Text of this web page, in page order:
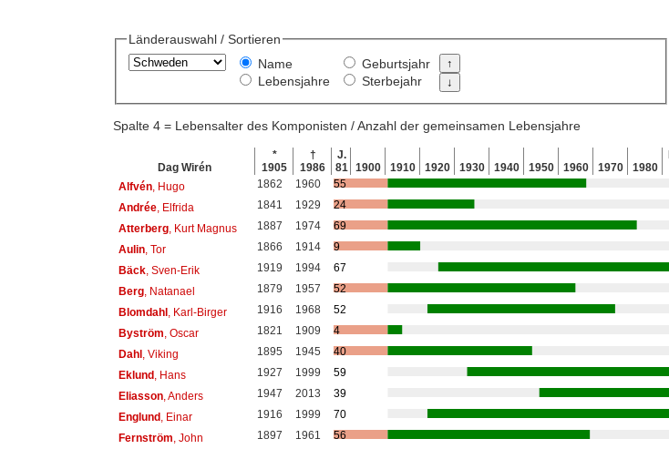
Länderauswahl / Sortieren
Name
Lebensjahre
Geburtsjahr
Sterbejahr
Spalte 4 = Lebensalter des Komponisten / Anzahl der gemeinsamen Lebensjahre
Dag Wirén
*
1905
†
1986
J.
81
1900 1910 1920 1930 1940 1950 1960 1970 1980
Alfvén, Hugo 1862 1960
55
Andrée, Elfrida 1841 1929
24
Atterberg, Kurt Magnus 1887 1974
69
Aulin, Tor 1866 1914
9
Bäck, Sven-Erik 1919 1994
67
Berg, Natanael 1879 1957
52
Blomdahl, Karl-Birger 1916 1968
52
Byström , Oscar 1821 1909
4
Dahl, Viking 1895 1945
40
Eklund, Hans 1927 1999
59
Eliasson, Anders 1947 2013
39
Englund, Einar 1916 1999
70
Fernström , John 1897 1961
56